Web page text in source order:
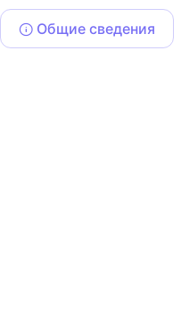
Общие сведения